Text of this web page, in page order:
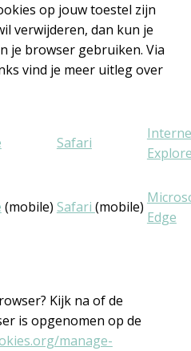
op jouw toestel zijn
verwijderen, dan kun je
je browser gebruiken. Via
vind je meer uitleg over
Safari
(mobile) Safari (mobile)
Edge
Kijk na of de
is opgenomen op de
manage-